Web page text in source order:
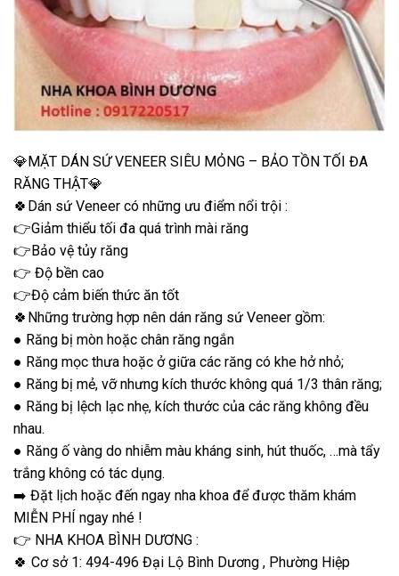
💎MẶT DÁN SỨ VENEER SIÊU MỎNG – BẢO TỒN TỐI ĐA
RĂNG THẬT💎
🍀Dán sứ Veneer có những ưu điểm nổi trội :
👉Giảm thiểu tối đa quá trình mài răng
👉Bảo vệ tủy răng
👉 Độ bền cao
👉Độ cảm biến thức ăn tốt
🍀Những trường hợp nên dán răng sứ Veneer gồm:
● Răng bị mòn hoặc chân răng ngắn
● Răng mọc thưa hoặc ở giữa các răng có khe hở nhỏ;
● Răng bị mẻ, vỡ nhưng kích thước không quá 1/3 thân răng;
● Răng bị lệch lạc nhẹ, kích thước của các răng không đều
nhau.
● Răng ố vàng do nhiễm màu kháng sinh, hút thuốc, …mà tẩy
trắng không có tác dụng.
➡️ Đặt lịch hoặc đến ngay nha khoa để được thăm khám
MIỄN PHÍ ngay nhé !
👉 NHA KHOA BÌNH DƯƠNG :
🍀 Cơ sở 1: 494-496 Đại Lộ Bình Dương , Phường Hiệp